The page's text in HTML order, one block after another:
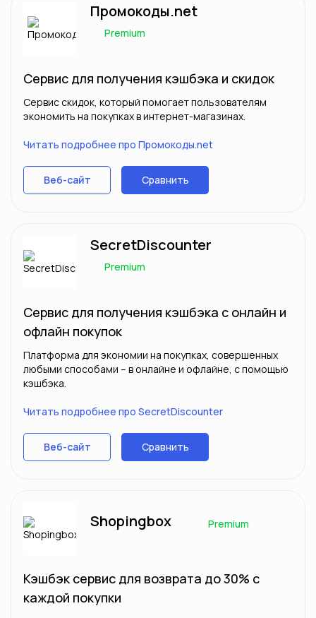
Промокоды.net
Premium
Сервис для получения кэшбэка и скидок
Сервис скидок, который помогает пользователям
экономить на покупках в интернет-магазинах.
Читать подробнее про Промокоды.net
Веб-сайт Сравнить
SecretDiscounter
Premium
Сервис для получения кэшбэка с онлайн и
офлайн покупок
Платформа для экономии на покупках, совершенных
любыми способами – в онлайне и офлайне, с помощью
кэшбэка.
Читать подробнее про SecretDiscounter
Веб-сайт Сравнить
Shopingbox Premium
Кэшбэк сервис для возврата до 30% с
каждой покупки